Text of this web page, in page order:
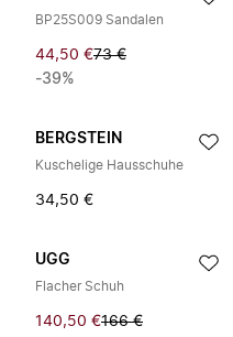
BP25S009 Sandalen
44,50 €73 €
-39%
BERGSTEIN
Kuschelige Hausschuhe
34,50 €
UGG
Flacher Schuh
140,50 €166 €